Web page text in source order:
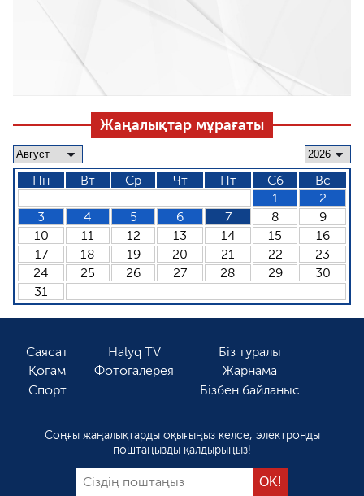
Жаңалықтар мұрағаты
Пн Вт Ср Чт Пт Сб
Вс
1
2
3
4 5 6 7 8
9
10
11 12 13 14 15
16
17
18 19 20 21 22
23
24
25 26 27 28 29
30
31
Саясат
Қоғам
Спорт
Halyq TV
Фотогалерея
Біз туралы
Жарнама
Бізбен байланыс
Соңғы жаңалықтарды оқығыңыз келсе, электронды
поштаңызды қалдырыңыз!